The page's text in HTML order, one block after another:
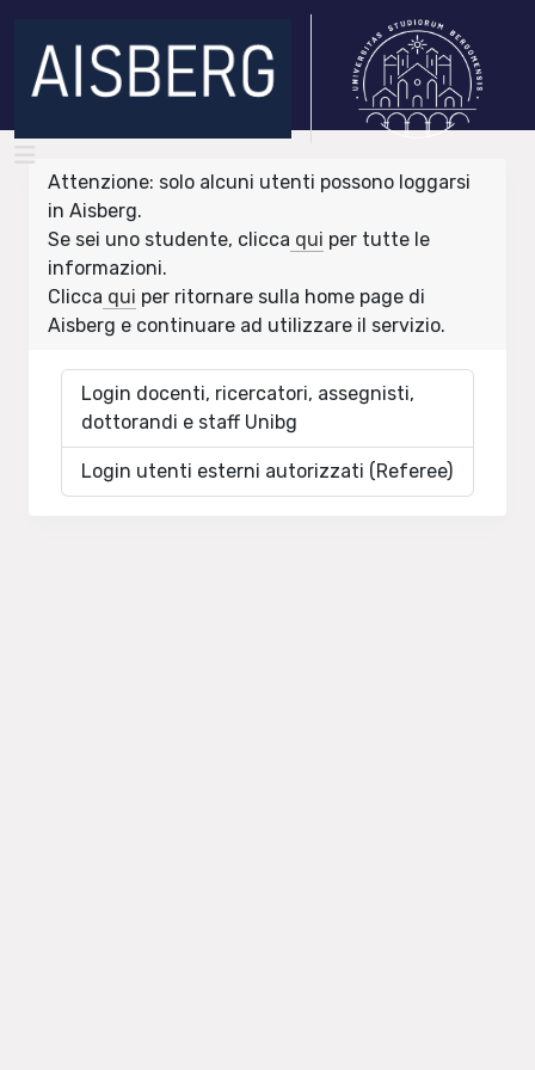
Attenzione: solo alcuni utenti possono loggarsi
in Aisberg.
Se sei uno studente, clicca qui per tutte le
informazioni.
Clicca qui per ritornare sulla home page di
Aisberg e continuare ad utilizzare il servizio.
Login docenti, ricercatori, assegnisti,
dottorandi e staff Unibg
Login utenti esterni autorizzati (Referee)